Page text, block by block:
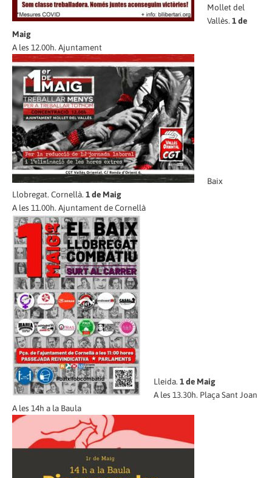
Mollet del
Vallès. 1 de
Maig
A les 12.00h. Ajuntament
Baix
Llobregat. Cornellà. 1 de Maig
A les 11.00h. Ajuntament de Cornellà
Lleida. 1 de Maig
A les 13.30h. Plaça Sant Joan
A les 14h a la Baula